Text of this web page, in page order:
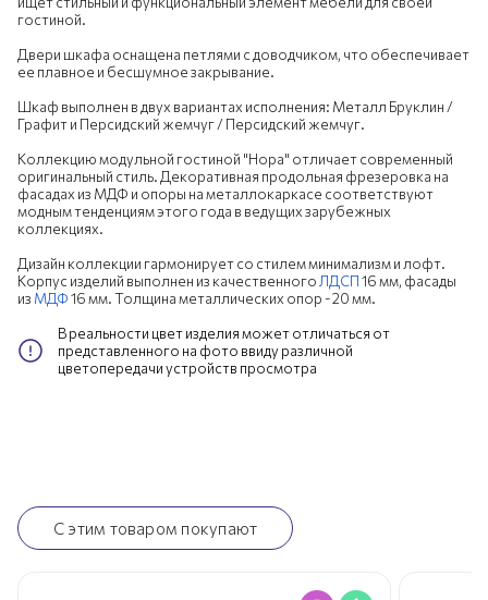
гостиной.
Двери шкафа оснащена петлями с доводчиком, что обеспечивает
ее плавное и бесшумное закрывание.
Шкаф выполнен в двух вариантах исполнения: Металл Бруклин /
Графит и Персидский жемчуг / Персидский жемчуг.
Коллекцию модульной гостиной "Нора" отличает современный
оригинальный стиль. Декоративная продольная фрезеровка на
фасадах из МДФ и опоры на металлокаркасе соответствуют
модным тенденциям этого года в ведущих зарубежных
коллекциях.
Дизайн коллекции гармонирует со стилем минимализм и лофт.
Корпус изделий выполнен из качественного ЛДСП16 мм, фасады
из МДФ16 мм. Толщина металлических опор - 20 мм.
В реальности цвет изделия может отличаться от
представленного на фото ввиду различной
цветопередачи устройств просмотра
С этим товаром покупают